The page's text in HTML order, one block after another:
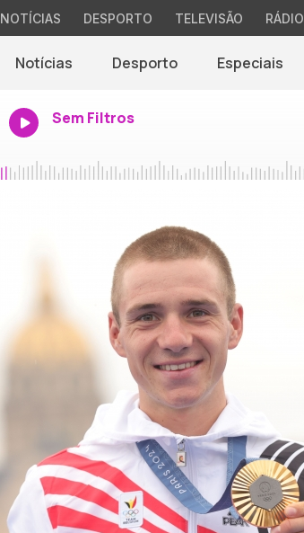
NOTÍCIAS DESPORTO TELEVISÃO RÁDIO
Notícias Desporto Especiais
Sem Filtros